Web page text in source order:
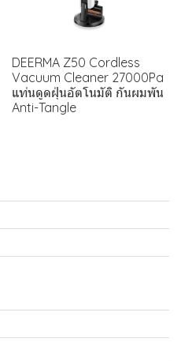
DEERMA Z50 Cordless
Vacuum Cleaner 27000Pa
แท่นดูดฝุ่นอัตโนมัติ กันผมพัน
Anti-Tangle